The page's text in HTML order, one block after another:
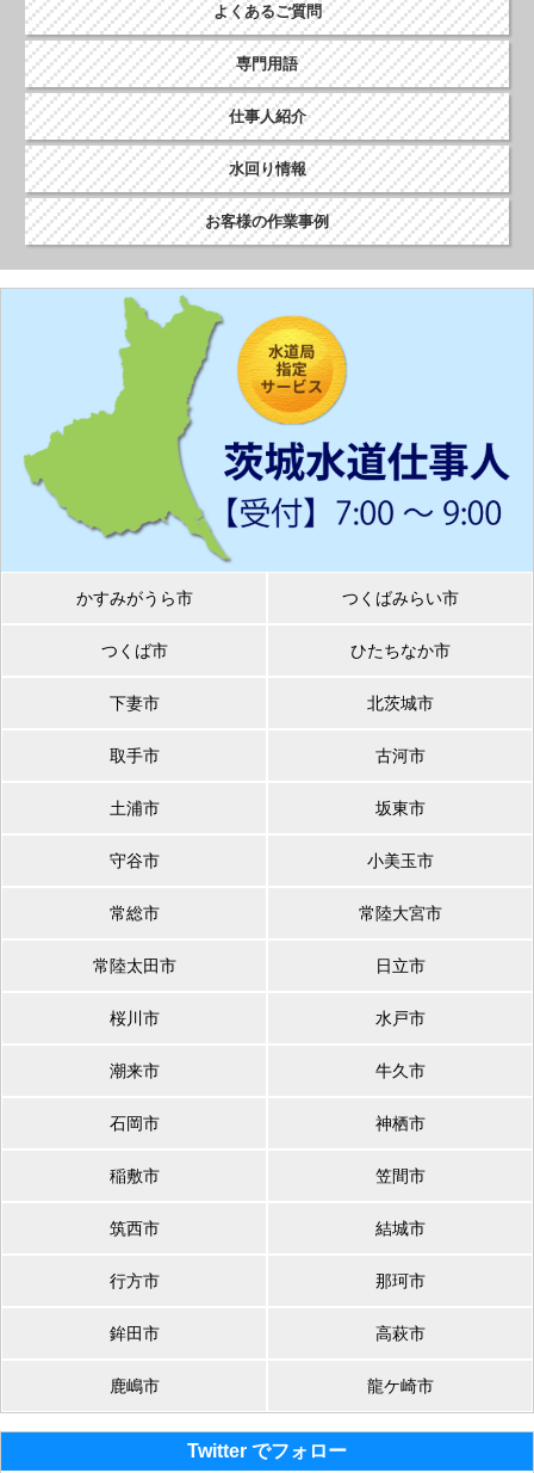
よくあるご質問
専門用語
仕事人紹介
水回り情報
お客様の作業事例
かすみがうら市 つくばみらい市
つくば市 ひたちなか市
下妻市 北茨城市
取手市 古河市
土浦市 坂東市
守谷市 小美玉市
常総市 常陸大宮市
常陸太田市 日立市
桜川市 水戸市
潮来市 牛久市
石岡市 神栖市
稲敷市 笠間市
筑西市 結城市
行方市 那珂市
鉾田市 高萩市
鹿嶋市 龍ケ崎市
Twitter でフォロー